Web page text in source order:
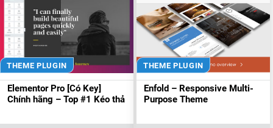
THEME PLUGIN
Elementor Pro [Có Key]
Chính hãng – Top #1 Kéo thả
THEME PLUGIN
Enfold – Responsive Multi-
Purpose Theme